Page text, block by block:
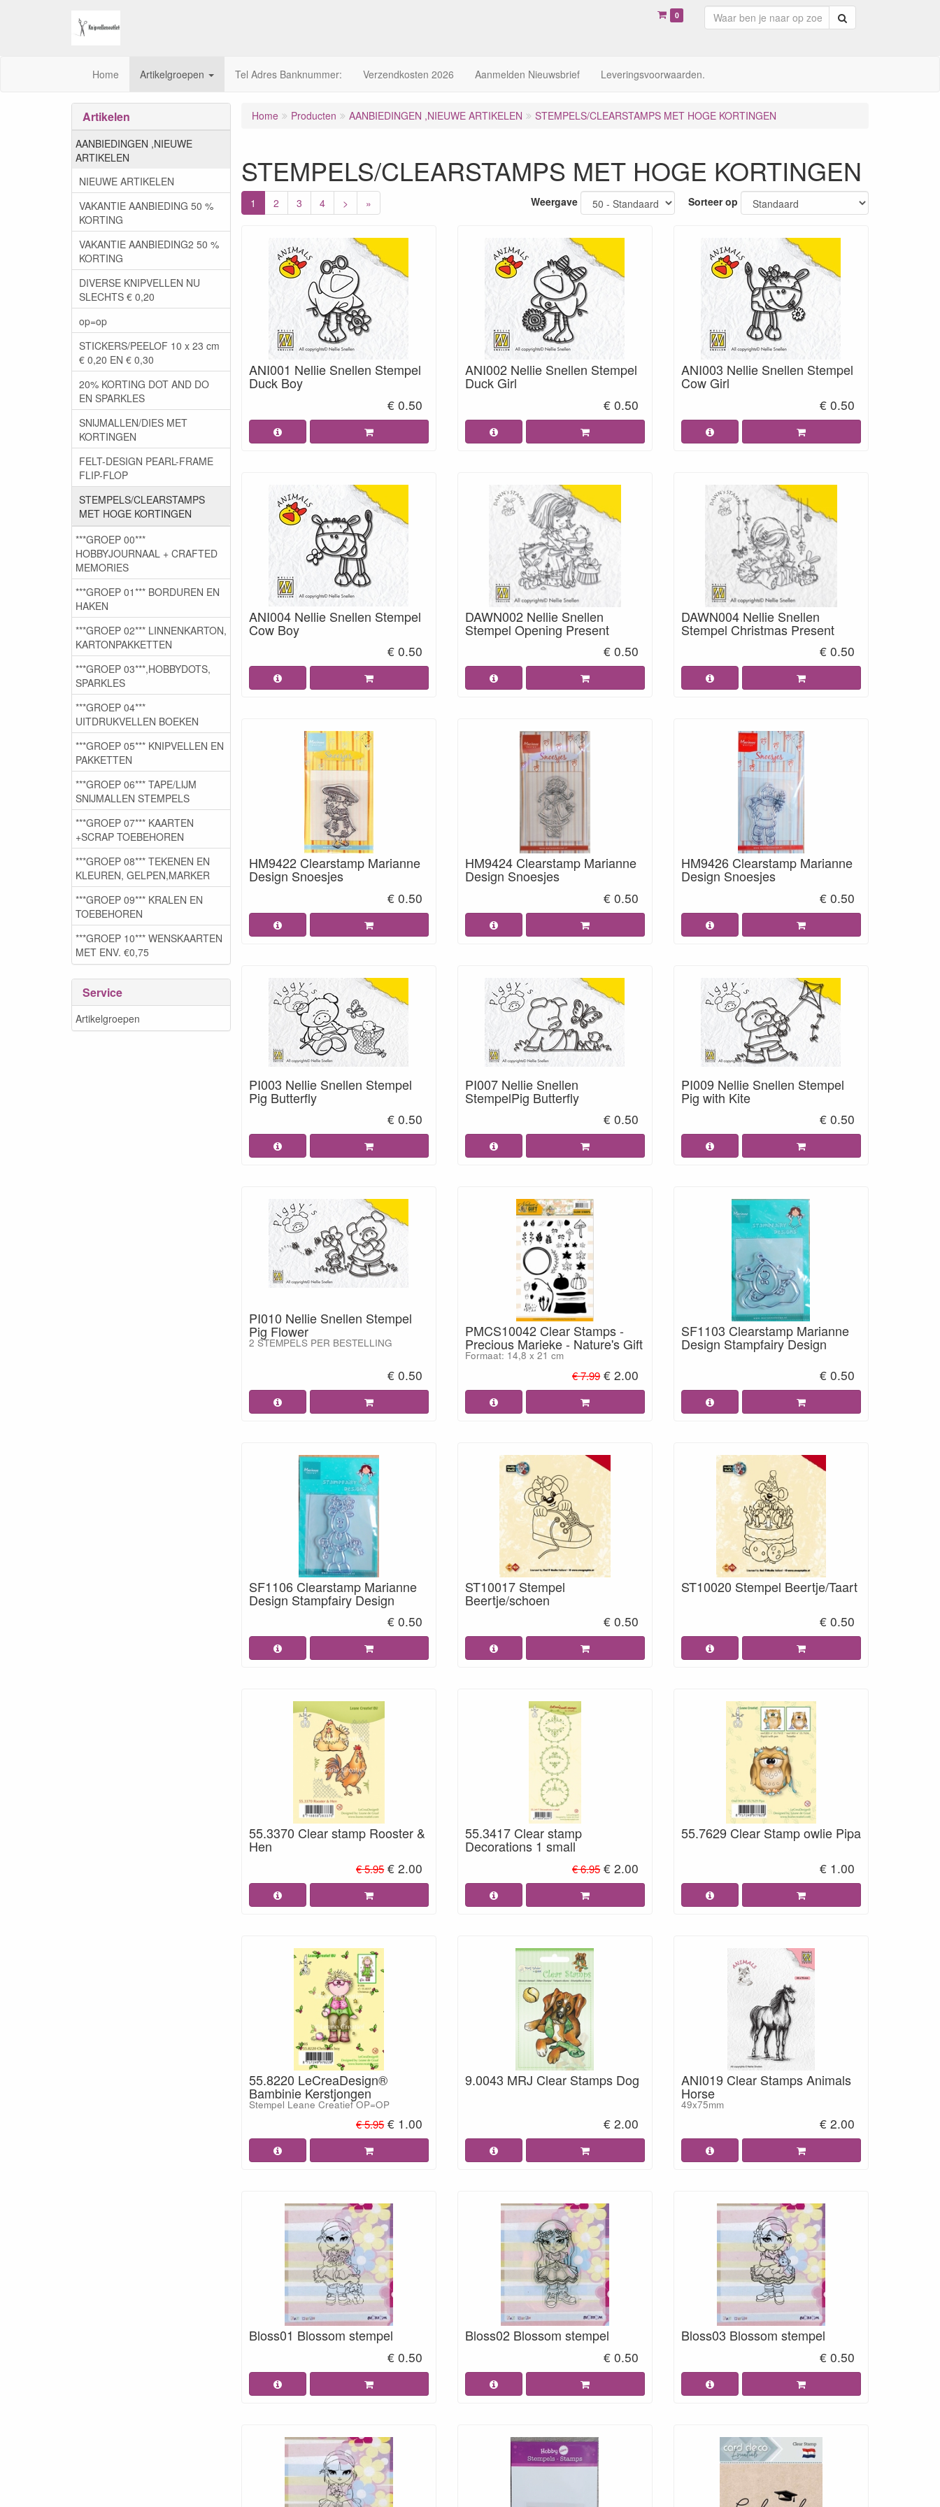
0
Home Artikelgroepen Tel Adres Banknummer: Verzendkosten 2026 Aanmelden Nieuwsbrief Leveringsvoorwaarden.
Home Producten AANBIEDINGEN ,NIEUWE ARTIKELEN STEMPELS/CLEARSTAMPS MET HOGE KORTINGEN
STEMPELS/CLEARSTAMPS MET HOGE KORTINGEN
1 2 3 4 > » Weergave Sorteer op
ANI001 Nellie Snellen Stempel
Duck Boy
€ 0.50
ANI002 Nellie Snellen Stempel
Duck Girl
€ 0.50
ANI003 Nellie Snellen Stempel
Cow Girl
€ 0.50
ANI004 Nellie Snellen Stempel
Cow Boy
€ 0.50
DAWN002 Nellie Snellen
Stempel Opening Present
€ 0.50
DAWN004 Nellie Snellen
Stempel Christmas Present
€ 0.50
HM9422 Clearstamp Marianne
Design Snoesjes
€ 0.50
HM9424 Clearstamp Marianne
Design Snoesjes
€ 0.50
HM9426 Clearstamp Marianne
Design Snoesjes
€ 0.50
PI003 Nellie Snellen Stempel
Pig Butterfly
€ 0.50
PI007 Nellie Snellen
StempelPig Butterfly
€ 0.50
PI009 Nellie Snellen Stempel
Pig with Kite
€ 0.50
PI010 Nellie Snellen Stempel
Pig Flower
2 STEMPELS PER BESTELLING
€ 0.50
PMCS10042 Clear Stamps -
Precious Marieke - Nature's Gift
Formaat: 14,8 x 21 cm
€ 7.99 € 2.00
SF1103 Clearstamp Marianne
Design Stampfairy Design
€ 0.50
SF1106 Clearstamp Marianne
Design Stampfairy Design
€ 0.50
ST10017 Stempel
Beertje/schoen
€ 0.50
ST10020 Stempel Beertje/Taart
€ 0.50
55.3370 Clear stamp Rooster &
Hen
€ 5.95 € 2.00
55.3417 Clear stamp
Decorations 1 small
€ 6.95 € 2.00
55.7629 Clear Stamp owlie Pipa
€ 1.00
55.8220 LeCreaDesign®
Bambinie Kerstjongen
Stempel Leane Creatief OP=OP
€ 5.95 € 1.00
9.0043 MRJ Clear Stamps Dog
€ 2.00
ANI019 Clear Stamps Animals
Horse
49x75mm
€ 2.00
Bloss01 Blossom stempel
€ 0.50
Bloss02 Blossom stempel
€ 0.50
Bloss03 Blossom stempel
€ 0.50
Artikelen
AANBIEDINGEN ,NIEUWE
ARTIKELEN
NIEUWE ARTIKELEN
VAKANTIE AANBIEDING 50 %
KORTING
VAKANTIE AANBIEDING2 50 %
KORTING
DIVERSE KNIPVELLEN NU
SLECHTS € 0,20
op=op
STICKERS/PEELOF 10 x 23 cm
€ 0,20 EN € 0,30
20% KORTING DOT AND DO
EN SPARKLES
SNIJMALLEN/DIES MET
KORTINGEN
FELT-DESIGN PEARL-FRAME
FLIP-FLOP
STEMPELS/CLEARSTAMPS
MET HOGE KORTINGEN
***GROEP 00***
HOBBYJOURNAAL + CRAFTED
MEMORIES
***GROEP 01*** BORDUREN EN
HAKEN
***GROEP 02*** LINNENKARTON,
KARTONPAKKETTEN
***GROEP 03***,HOBBYDOTS,
SPARKLES
***GROEP 04***
UITDRUKVELLEN BOEKEN
***GROEP 05*** KNIPVELLEN EN
PAKKETTEN
***GROEP 06*** TAPE/LIJM
SNIJMALLEN STEMPELS
***GROEP 07*** KAARTEN
+SCRAP TOEBEHOREN
***GROEP 08*** TEKENEN EN
KLEUREN, GELPEN,MARKER
***GROEP 09*** KRALEN EN
TOEBEHOREN
***GROEP 10*** WENSKAARTEN
MET ENV. €0,75
Service
Artikelgroepen